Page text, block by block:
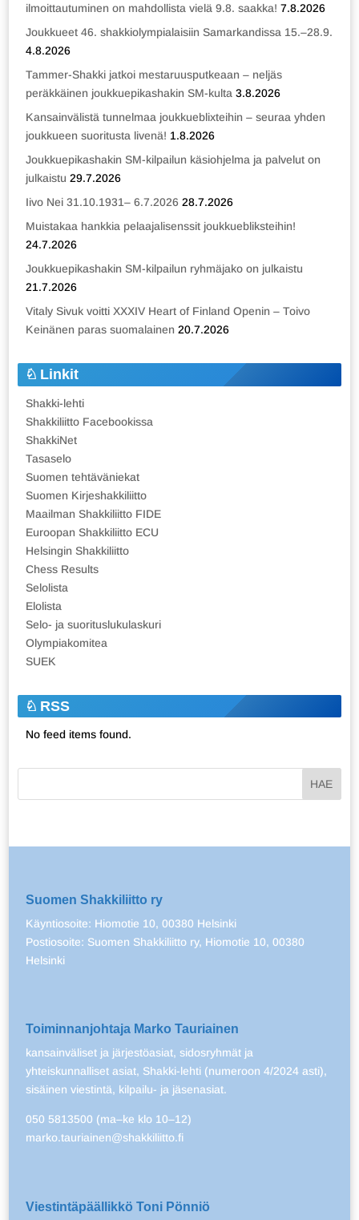
ilmoittautuminen on mahdollista vielä 9.8. saakka! 7.8.2026
Joukkueet 46. shakkiolympialaisiin Samarkandissa 15.–28.9.
4.8.2026
Tammer-Shakki jatkoi mestaruusputkeaan – neljäs
peräkkäinen joukkuepikashakin SM-kulta 3.8.2026
Kansainvälistä tunnelmaa joukkueblixteihin – seuraa yhden
joukkueen suoritusta livenä! 1.8.2026
Joukkuepikashakin SM-kilpailun käsiohjelma ja palvelut on
julkaistu 29.7.2026
Iivo Nei 31.10.1931– 6.7.2026 28.7.2026
Muistakaa hankkia pelaajalisenssit joukkuebliksteihin!
24.7.2026
Joukkuepikashakin SM-kilpailun ryhmäjako on julkaistu
21.7.2026
Vitaly Sivuk voitti XXXIV Heart of Finland Openin – Toivo
Keinänen paras suomalainen 20.7.2026
Linkit
Shakki-lehti
Shakkiliitto Facebookissa
ShakkiNet
Tasaselo
Suomen tehtäväniekat
Suomen Kirjeshakkiliitto
Maailman Shakkiliitto FIDE
Euroopan Shakkiliitto ECU
Helsingin Shakkiliitto
Chess Results
Selolista
Elolista
Selo- ja suorituslukulaskuri
Olympiakomitea
SUEK
RSS
No feed items found.
Suomen Shakkiliitto ry
Käyntiosoite: Hiomotie 10, 00380 Helsinki
Postiosoite: Suomen Shakkiliitto ry, Hiomotie 10, 00380
Helsinki
Toiminnanjohtaja Marko Tauriainen
kansainväliset ja järjestöasiat, sidosryhmät ja
yhteiskunnalliset asiat, Shakki-lehti (numeroon 4/2024 asti),
sisäinen viestintä, kilpailu- ja jäsenasiat.
050 5813500 (ma–ke klo 10–12)
marko.tauriainen@shakkiliitto.fi
Viestintäpäällikkö Toni Pönniö